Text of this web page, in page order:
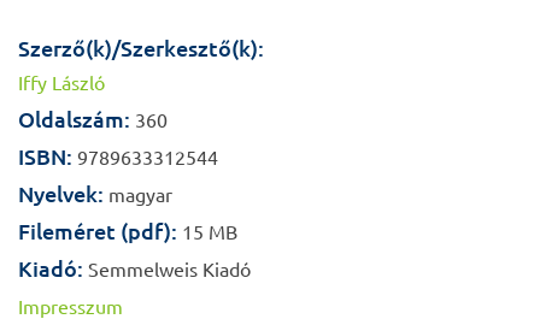
Szerző(k)/Szerkesztő(k):
Iffy László
Oldalszám: 360
ISBN: 9789633312544
Nyelvek: magyar
Fileméret (pdf): 15 MB
Kiadó: Semmelweis Kiadó
Impresszum